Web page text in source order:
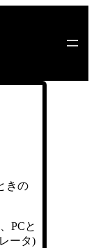
きの
PCと
ータ)